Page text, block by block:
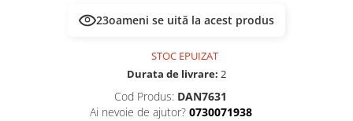
23oameni se uită la acest produs
STOC EPUIZAT
Durata de livrare: 2
Cod Produs: DAN7631
Ai nevoie de ajutor? 0730071938